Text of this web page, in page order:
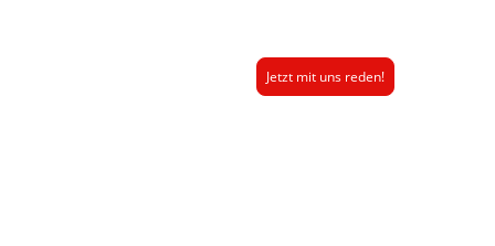
Jetzt mit uns reden!